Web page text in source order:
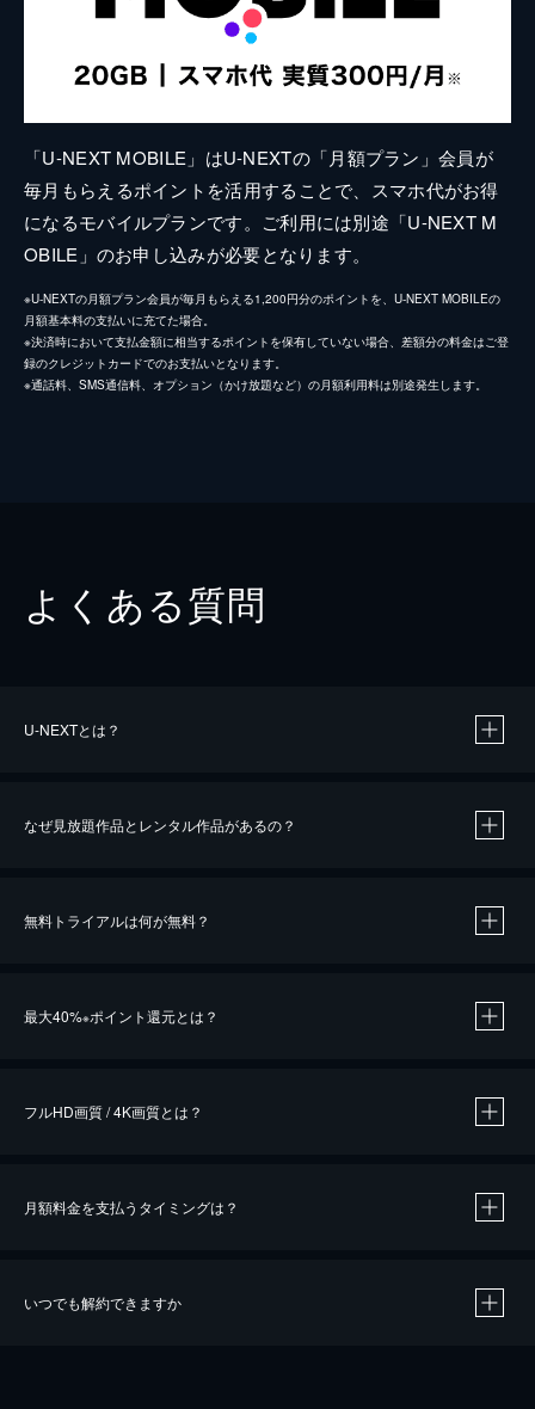
「U-NEXT MOBILE」はU-NEXTの「月額プラン」会員が
毎月もらえるポイントを活用することで、スマホ代がお得
になるモバイルプランです。ご利用には別途「U-NEXT M
OBILE」のお申し込みが必要となります。
※U-NEXTの月額プラン会員が毎月もらえる1,200円分のポイントを、U-NEXT MOBILEの
月額基本料の支払いに充てた場合。
※決済時において支払金額に相当するポイントを保有していない場合、差額分の料金はご登
録のクレジットカードでのお支払いとなります。
※通話料、SMS通信料、オプション（かけ放題など）の月額利用料は別途発生します。
よくある質問
U-NEXTとは？
なぜ見放題作品とレンタル作品があるの？
無料トライアルは何が無料？
最大40%※ポイント還元とは？
※40％ポイント還元の対象は、クレジットカード決済による作品の購入 / レンタルです。
iOSアプリのUコイン決済による作品の購入 / レンタルは、20％のポイント還元です。
フルHD画質 / 4K画質とは？
月額料金を支払うタイミングは？
いつでも解約できますか